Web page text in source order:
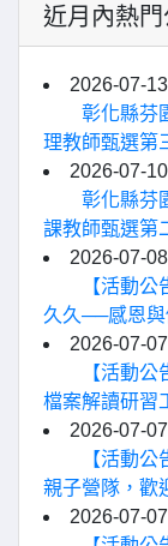
近月內熱門
2026-07-13
彰化縣芬
理教師甄選第
2026-07-10
彰化縣芬
課教師甄選第
2026-07-08
【活動
久久──感恩與
2026-07-07
【活動
檔案解讀研習
2026-07-07
【活動
親子營隊，歡
2026-07-07